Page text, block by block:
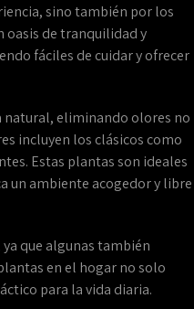
sino también por los
oasis de tranquilidad y
fáciles de cuidar y ofrecer
natural, eliminando olores no
incluyen los clásicos como
Estas plantas son ideales
un ambiente acogedor y libre
que algunas también
en el hogar no solo
para la vida diaria.